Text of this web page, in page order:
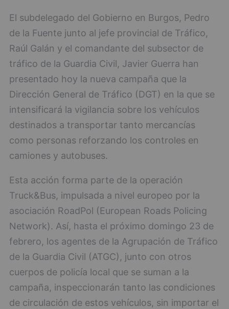
El subdelegado del Gobierno en Burgos, Pedro
de la Fuente junto al jefe provincial de Tráfico,
Raúl Galán y el comandante del subsector de
tráfico de la Guardia Civil, Javier Guerra han
presentado hoy la nueva campaña que la
Dirección General de Tráfico (DGT) en la que se
intensificará la vigilancia sobre los vehículos
destinados a transportar tanto mercancías
como personas reforzando los controles en
camiones y autobuses.
Esta acción forma parte de la operación
Truck&Bus, impulsada a nivel europeo por la
asociación RoadPol (European Roads Policing
Network). Así, hasta el próximo domingo 23 de
febrero, los agentes de la Agrupación de Tráfico
de la Guardia Civil (ATGC), junto con otros
cuerpos de policía local que se suman a la
campaña, inspeccionarán tanto las condiciones
de circulación de estos vehículos, sin importar el